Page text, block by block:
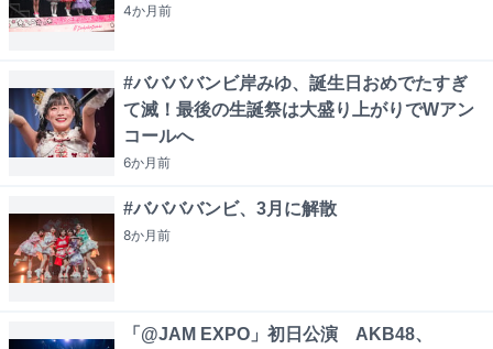
4か月前
#ババババンビ岸みゆ、誕生日おめでたすぎ
て滅！最後の生誕祭は大盛り上がりでWアン
コールへ
6か月前
#ババババンビ、3月に解散
8か月前
「@JAM EXPO」初日公演 AKB48、